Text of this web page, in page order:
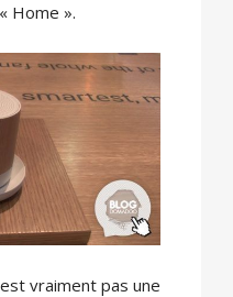
Home ».
vraiment pas une